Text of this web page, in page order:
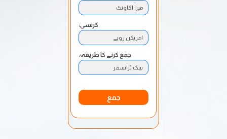
میرا اکاونٹ
کرنسی:
امریکن روپے
جمع کرنے کا طریقہ:
بینک ٹرانسفر
جمع